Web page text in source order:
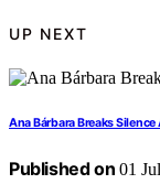
UP NEXT
Ana Bárbara Breaks
Published on 01